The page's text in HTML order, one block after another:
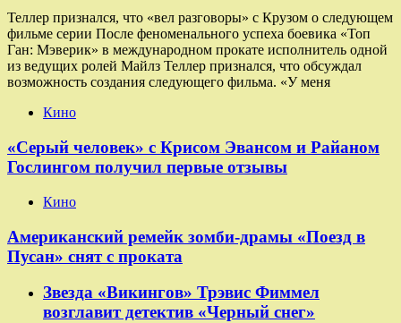
Теллер признался, что «вел разговоры» с Крузом о следующем
фильме серии После феноменального успеха боевика «Топ
Ган: Мэверик» в международном прокате исполнитель одной
из ведущих ролей Майлз Теллер признался, что обсуждал
возможность создания следующего фильма. «У меня
Кино
«Серый человек» с Крисом Эвансом и Райаном
Гослингом получил первые отзывы
Кино
Американский ремейк зомби-драмы «Поезд в
Пусан» снят с проката
Звезда «Викингов» Трэвис Фиммел
возглавит детектив «Черный снег»